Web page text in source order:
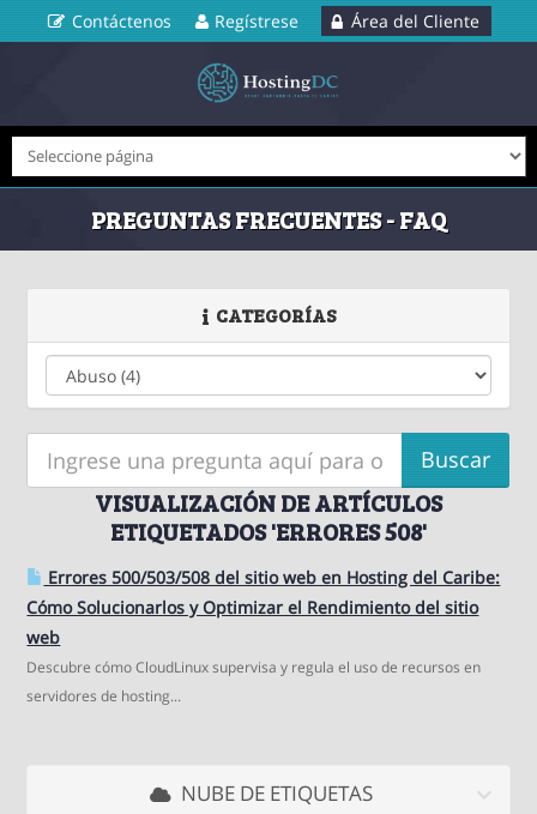
Contáctenos Regístrese Área del Cliente
PREGUNTAS FRECUENTES - FAQ
CATEGORÍAS
VISUALIZACIÓN DE ARTÍCULOS
ETIQUETADOS 'ERRORES 508'
Errores 500/503/508 del sitio web en Hosting del Caribe:
Cómo Solucionarlos y Optimizar el Rendimiento del sitio
web
Descubre cómo CloudLinux supervisa y regula el uso de recursos en
servidores de hosting...
NUBE DE ETIQUETAS